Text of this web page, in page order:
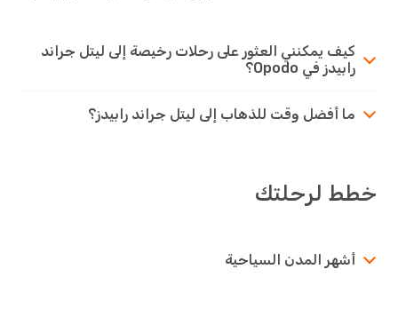
كيف يمكنني العثور على رحلات رخيصة إلى ليتل جراند
رابيدز في Opodo؟
ما أفضل وقت للذهاب إلى ليتل جراند رابيدز؟
خطط لرحلتك
أشهر المدن السياحية